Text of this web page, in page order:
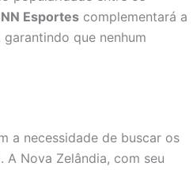
Esportes complementará a
que nenhum
a necessidade de buscar os
Nova Zelândia, com seu